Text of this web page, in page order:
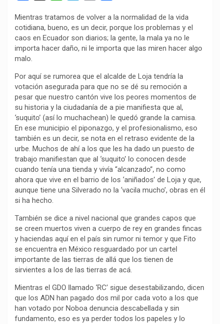
c
e
b
o
k
a
t
s
p
l
e
g
m
p
y
L
k
m
p
a
i
r
Mientras tratamos de volver a la normalidad de la vida
cotidiana, bueno, es un decir, porque los problemas y el
caos en Ecuador son diarios; la gente, la mala ya no le
importa hacer daño, ni le importa que las miren hacer algo
malo.
Por aquí se rumorea que el alcalde de Loja tendría la
votación asegurada para que no se dé su remoción a
pesar que nuestro cantón vive los peores momentos de
su historia y la ciudadanía de a pie manifiesta que al,
‘suquito’ (así lo muchachean) le quedó grande la camisa.
En ese municipio el piponazgo, y el profesionalismo, eso
también es un decir, se nota en el retraso evidente de la
urbe. Muchos de ahí a los que les ha dado un puesto de
trabajo manifiestan que al ‘suquito’ lo conocen desde
cuando tenía una tienda y vivía “alcanzado”, no como
ahora que vive en el barrio de los ‘aniñados’ de Loja y que,
aunque tiene una Silverado no la ‘vacila mucho’, obras en él
si ha hecho.
También se dice a nivel nacional que grandes capos que
se creen muertos viven a cuerpo de rey en grandes fincas
y haciendas aquí en el país sin rumor ni temor y que Fito
se encuentra en México resguardado por un cartel
importante de las tierras de allá que los tienen de
sirvientes a los de las tierras de acá.
Mientras el GDO llamado ‘RC’ sigue desestabilizando, dicen
que los ADN han pagado dos mil por cada voto a los que
han votado por Noboa denuncia descabellada y sin
fundamento, eso es ya perder todos los papeles y lo